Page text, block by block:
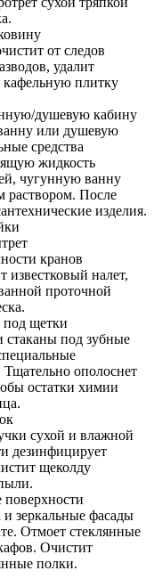
от следов
удалит
кафельную плитку
душевую кабину
или душевую
средства
жидкость
чугунную ванну
раствором. После
изделия.
кранов
налет,
проточной
щетки
под зубные
Тщательно ополоснет
остатки химии
сухой и влажной
дезинфицирует
щеколду
поверхности
зеркальные фасады
Отмоет стеклянные
Очистит
полки.